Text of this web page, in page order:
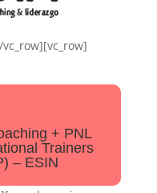
+ PNL
Trainers
– ESIN